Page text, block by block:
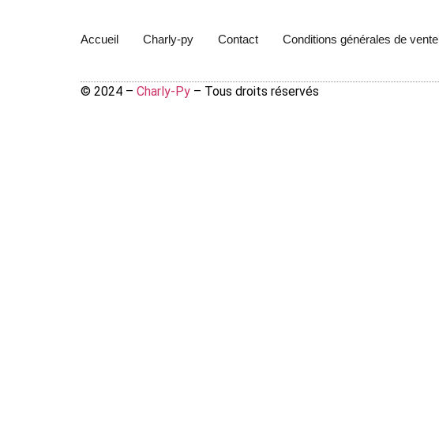
Accueil Charly-py Contact Conditions générales de vente
© 2024 – Charly-Py – Tous droits réservés